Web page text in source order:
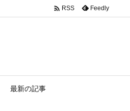
最新の記事
 RSS Feedly